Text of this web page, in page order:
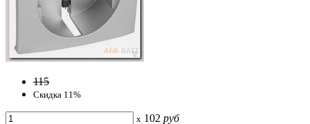
115
Скидка 11%
x 102 руб